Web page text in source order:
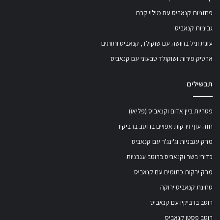
פחזניות קנאביס עם מילוי קרם
גביניות קנאביס
עוגת וניל בחושה עם שוקולד, קנאביס ותותים
ארטיק פירות ושוקולד טבעוני עם קנאביס
תבשילים
פטריות ביין אדום וקנאביס (פליאו)
חזה עוף וירקות אפויים ברוטב ברביקיו
מרק עגבניות וג'ינג'ר עם קנאביס
כדורי בשר וקנאביס ברוטב עגבניות
מרק ירקות כתומים עם קנאביס
טחינת קנאביס ירוקה
רוטב ברביקיו עם קנאביס
רוטב פסטו קנאביס